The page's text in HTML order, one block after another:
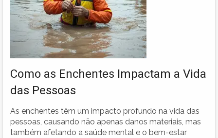
Como as Enchentes Impactam a Vida
das Pessoas
As enchentes têm um impacto profundo na vida das
pessoas, causando não apenas danos materiais, mas
também afetando a saúde mental e o bem-estar